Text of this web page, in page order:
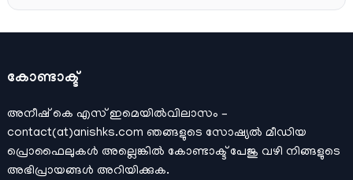
കോണ്ടാക്ട്
അനീഷ്‌ കെ എസ് ഇമെയില്‍വിലാസം –
contact(at)anishks.com ഞങ്ങളുടെ സോഷ്യല്‍ മീഡിയ
പ്രൊഫൈലുകള്‍ അല്ലെങ്കില്‍ കോണ്ടാക്ട്പേജു വഴി നിങ്ങളുടെ
അഭിപ്രായങ്ങള്‍ അറിയിക്കുക.